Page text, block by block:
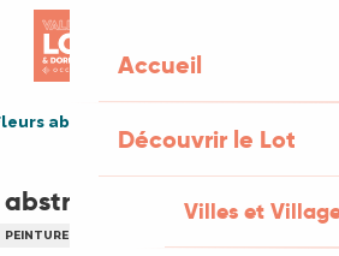
Accueil
Découvrir le Lot
Villes et
abstraites
PEINTURE